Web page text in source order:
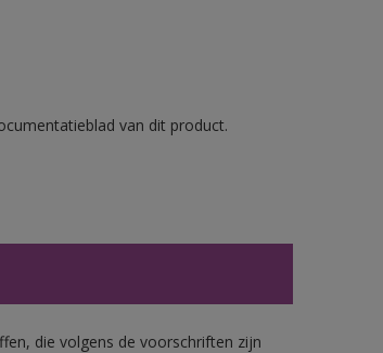
van dit product.
die volgens de voorschriften zijn